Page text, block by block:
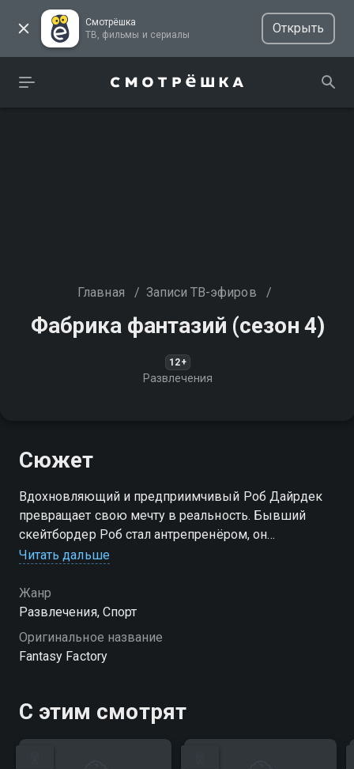
Смотрёшка
ТВ, фильмы и сериалы
Открыть
Главная / Записи ТВ-эфиров /
Фабрика фантазий (сезон 4)
12+
Развлечения
Сюжет
Вдохновляющий и предприимчивый Роб Дайрдек
превращает свою мечту в реальность. Бывший
скейтбордер Роб стал антрепренёром, он
использует необыкновенно смешной способ
Посмотреть онлайн 4 сезон сериала Фабрика
фантазий вы можете совершенно бесплатно в
хорошем HD качестве на Смотрёшке
Читать дальше
Жанр
Развлечения, Спорт
Оригинальное название
Fantasy Factory
С этим смотрят